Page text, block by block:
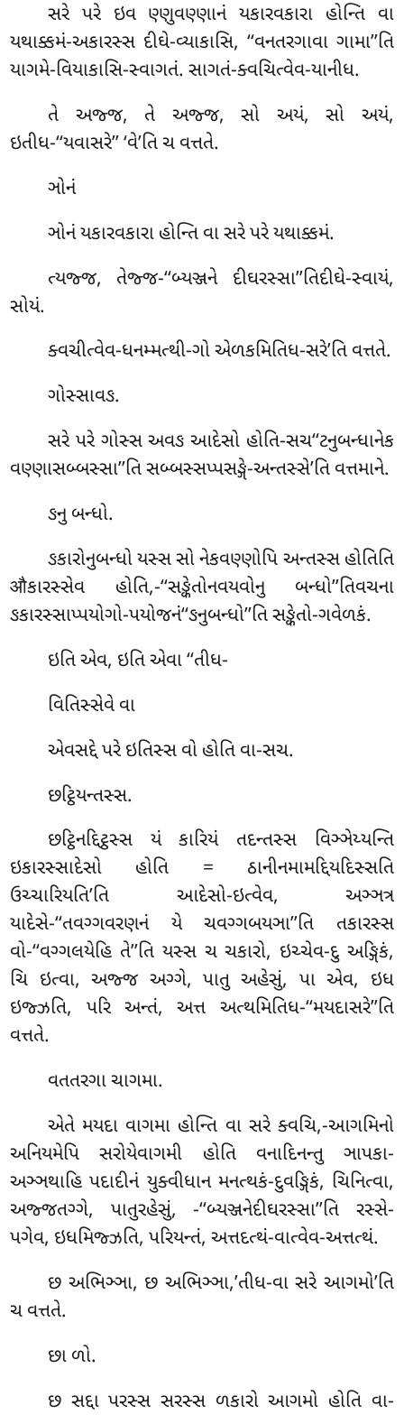
સરે પરે ઇવ ણ્ણુવણ્ણાનં યકારવકારા હોન્તિ વા
યથાક્કમં-અકારસ્સ દીઘે-વ્યાકાસિ, ‘‘વનતરગાવા ગામા’’તિ
યાગમે-વિયાકાસિ-સ્વાગતં. સાગતં-ક્વચિત્વેવ-યાનીધ.
તે અજ્જ, તે અજ્જ, સો અયં, સો અયં,
ઇતીધ-‘‘યવાસરે’’ ‘વે’તિ ચ વત્તતે.
ઞોનં
ઞોનં યકારવકારા હોન્તિ વા સરે પરે યથાક્કમં.
ત્યજ્જ, તેજ્જ-‘‘બ્યઞ્જને દીઘરસ્સા’’તિદીઘે-સ્વાયં,
સોયં.
ક્વચીત્વેવ-ધનમ્મત્થી-ગો એળકમિતિધ-સરે’તિ વત્તતે.
ગોસ્સાવઙ.
સરે પરે ગોસ્સ અવઙ આદેસો હોતિ-સચ‘‘ટનુબન્ધાનેક
વણ્ણાસબ્બસ્સા’’તિ સબ્બસ્સપ્પસઙ્ગે-અન્તસ્સે’તિ વત્તમાને.
ઙનુ બન્ધો.
ઙકારોનુબન્ધો યસ્સ સો નેકવણ્ણોપિ અન્તસ્સ હોતિતિ
औકારસ્સેવ હોતિ,-‘‘સઙ્કેતોનવયવોનુ બન્ધો’’તિવચના
ઙકારસ્સાપ્પયોગો-પયોજનં‘‘ઙનુબન્ધો’’તિ સઙ્કેતો-ગવેળકં.
ઇતિએવ, ઇતિ એવા ‘‘તીધ-
વિતિસ્સેવે વા
એવસદ્દે પરે ઇતિસ્સ વો હોતિ વા-સચ.
છટ્ઠિયન્તસ્સ.
છટ્ઠિનદ્દિટ્ઠસ્સ યં કારિયં તદન્તસ્સ વિઞ્ઞેય્યન્તિ
ઇકારસ્સાદેસો હોતિ = ઠાનીનમામદ્દિયદિસ્સતિ
ઉચ્ચારિયતિ’તિ આદેસો-ઇત્વેવ, અઞ્ઞત્ર
યાદેસે-‘‘તવગ્ગવરણનં યે ચવગ્ગબયઞા’’તિ તકારસ્સ
વો-‘‘વગ્ગલયેહિ તે’’તિ યસ્સ ચ ચકારો, ઇચ્ચેવ-દુ અઙ્ગિકં,
ચિ ઇત્વા, અજ્જ અગ્ગે, પાતુ અહેસું, પા એવ, ઇધ
ઇજ્ઝતિ, પરિ અન્તં, અત્ત અત્થમિતિધ-‘‘મયદાસરે’’તિ
વત્તતે.
વતતરગા ચાગમા.
એતે મયદા વાગમા હોન્તિ વા સરે ક્વચિ,-આગમિનો
અનિયમેપિ સરોયેવાગમી હોતિ વનાદિનન્તુ ઞાપકા-
અઞ્ઞથાહિ પદાદીનં યુક્વીધાન મનત્થકં-દુવઙ્ગિકં, ચિનિત્વા,
અજ્જતગ્ગે, પાતુરહેસું, -‘‘બ્યઞ્જનેદીઘરસ્સા’’તિ રસ્સે-
પગેવ, ઇધમિજ્ઝતિ, પરિયન્તં, અત્તદત્થં-વાત્વેવ-અત્તત્થં.
છ અભિઞ્ઞા, છ અભિઞ્ઞા,’તીધ-વા સરે આગમો’તિ
ચ વત્તતે.
છા ળો.
છ સદ્દા પરસ્સ સરસ્સ ળકારો આગમો હોતિ વા-